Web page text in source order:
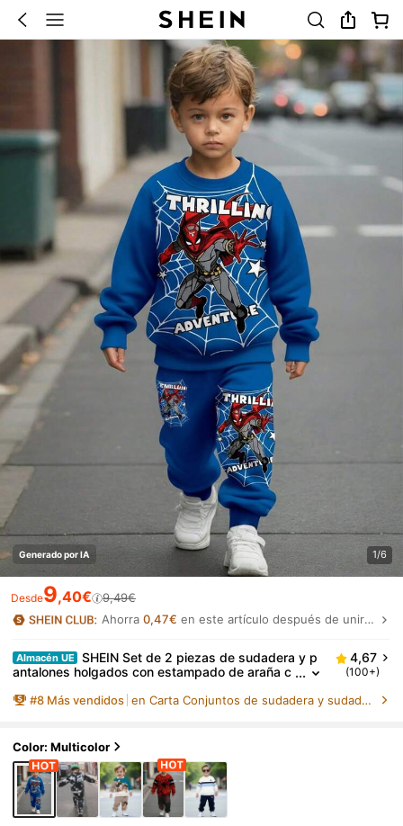
Generado por IA 1/6
Desde9,40€
9,49€
Ahorra0,47€ en este artículo después de unirte.
Almacén UE
SHEIN Set de 2 piezas de sudadera y p
antalones holgados con estampado de araña c
do para el verano
4,67
(100+)
#8 Más vendidos en Carta Conjuntos de sudadera y sudadera con capu
Color: Multicolor